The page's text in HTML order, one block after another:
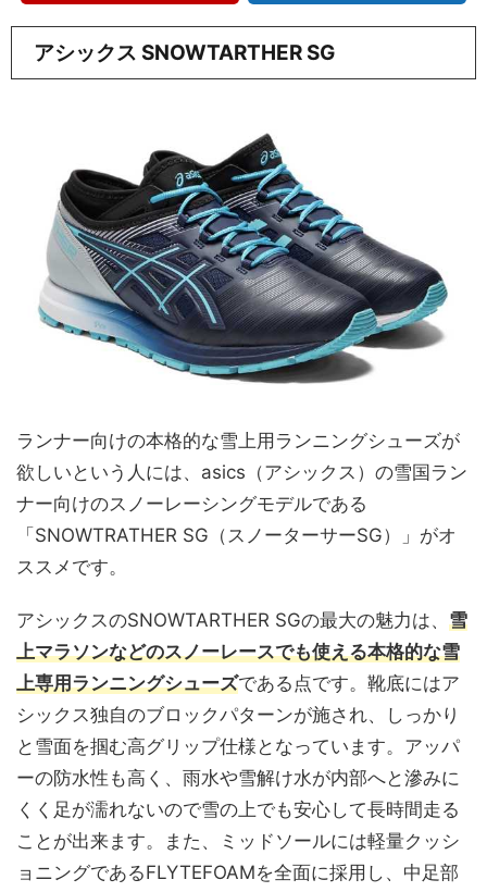
アシックス SNOWTARTHER SG
ランナー向けの本格的な雪上用ランニングシューズが
欲しいという人には、asics（アシックス）の雪国ラン
ナー向けのスノーレーシングモデルである
「SNOWTRATHER SG（スノーターサーSG）」がオ
ススメです。
アシックスのSNOWTARTHER SGの最大の魅力は、 雪
上マラソンなどのスノーレースでも使える本格的な雪
上専用ランニングシューズである点です。靴底にはア
シックス独自のブロックパターンが施され、しっかり
と雪面を掴む高グリップ仕様となっています。アッパ
ーの防水性も高く、雨水や雪解け水が内部へと滲みに
くく足が濡れないので雪の上でも安心して長時間走る
ことが出来ます。また、ミッドソールには軽量クッシ
ョニングであるFLYTEFOAMを全面に採用し、中足部